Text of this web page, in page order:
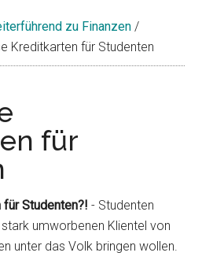
zu Finanzen /
Kreditkarten für Studenten
für
Studenten?! - Studenten
umworbenen Klientel von
unter das Volk bringen wollen.